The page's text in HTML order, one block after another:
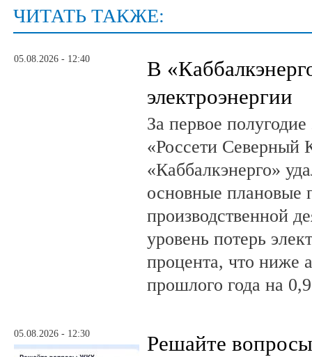
ЧИТАТЬ ТАКЖЕ:
05.08.2026 - 12:40
В
электроэнергии
За первое
«Россети Северный
«Каббалкэнерго»
основные плановые
производственной
уровень потерь
процента, что ниже
прошлого года на
05.08.2026 - 12:30
Решайте